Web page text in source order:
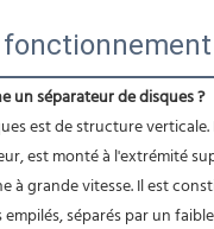
un séparateur de disques ?
est monté à l'extrémité
à grande vitesse. Il est
séparés par un